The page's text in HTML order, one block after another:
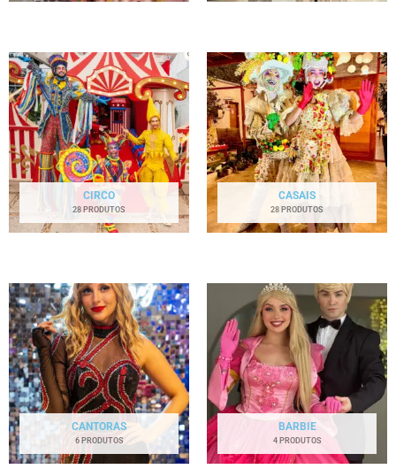
CIRCO
28 PRODUTOS
CASAIS
28 PRODUTOS
CANTORAS
6 PRODUTOS
BARBIE
4 PRODUTOS